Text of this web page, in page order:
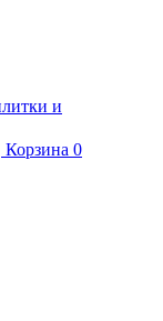
Корзина 0